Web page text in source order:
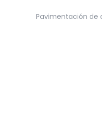
Pavimentación de